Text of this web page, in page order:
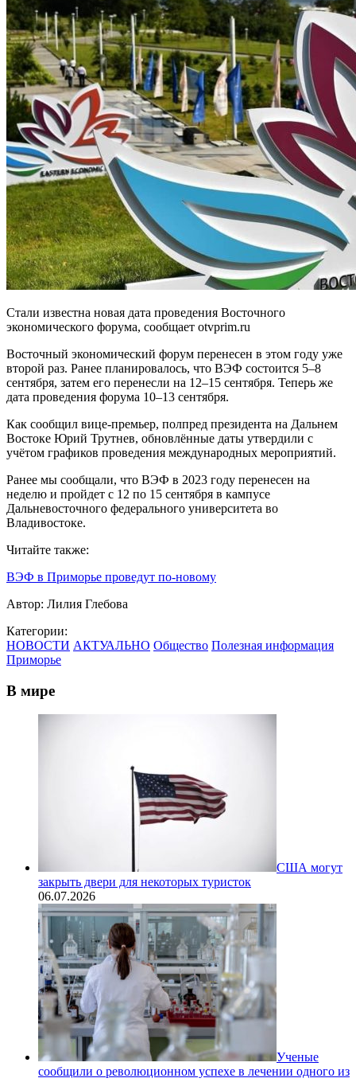
Стали известна новая дата проведения Восточного
экономического форума, сообщает otvprim.ru
Восточный экономический форум перенесен в этом году уже
второй раз. Ранее планировалось, что ВЭФ состоится 5–8
сентября, затем его перенесли на 12–15 сентября. Теперь же
дата проведения форума 10–13 сентября.
Как сообщил вице-премьер, полпред президента на Дальнем
Востоке Юрий Трутнев, обновлённые даты утвердили с
учётом графиков проведения международных мероприятий.
Ранее мы сообщали, что ВЭФ в 2023 году перенесен на
неделю и пройдет с 12 по 15 сентября в кампусе
Дальневосточного федерального университета во
Владивостоке.
Читайте также:
ВЭФ в Приморье проведут по-новому
Автор: Лилия Глебова
Категории:
НОВОСТИ АКТУАЛЬНО Общество Полезная информация
Приморье
В мире
США могут
закрыть двери для некоторых туристок
06.07.2026
Ученые
сообщили о революционном успехе в лечении одного из